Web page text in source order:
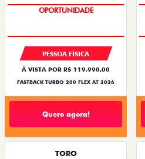
OPORTUNIDADE
PESSOA FÍSICA
À VISTA POR R$ 119.990,00
FASTBACK TURBO 200 FLEX AT 2026
Quero agora!
TORO